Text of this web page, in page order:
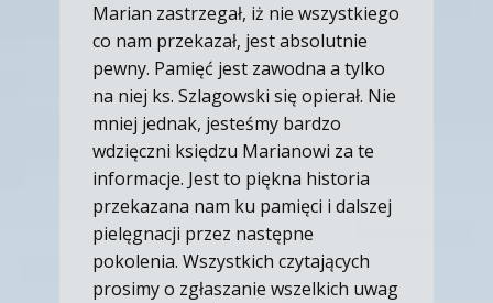
Marian zastrzegał, iż nie wszystkiego
co nam przekazał, jest absolutnie
pewny. Pamięć jest zawodna a tylko
na niej ks. Szlagowski się opierał. Nie
mniej jednak, jesteśmy bardzo
wdzięczni księdzu Marianowi za te
informacje. Jest to piękna historia
przekazana nam ku pamięci i dalszej
pielęgnacji przez następne
pokolenia. Wszystkich czytających
prosimy o zgłaszanie wszelkich uwag